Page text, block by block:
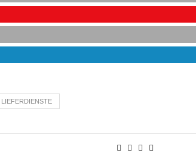
LIEFERDIENSTE